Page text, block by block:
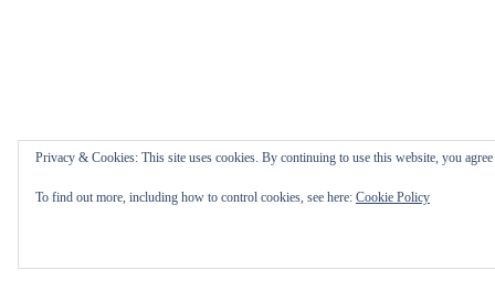
Privacy & Cookies: This site uses cookies. By continuing to use this website, you
To find out more, including how to control cookies, see here: Cookie Policy